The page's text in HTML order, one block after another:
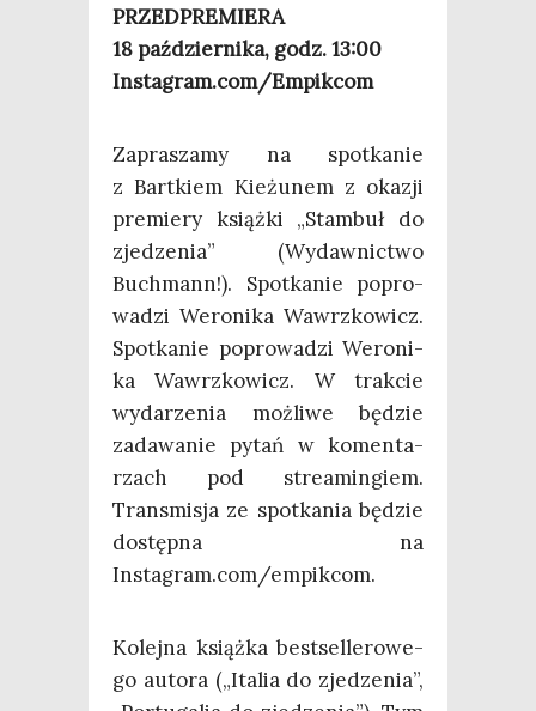
PRZEDPREMIERA
18 paź­dzier­ni­ka, godz. 13:00
Instagram.com/Empikcom
Zapra­sza­my na spo­tka­nie
z Bart­kiem Kie­żu­nem z oka­zji
pre­mie­ry książ­ki „Stam­buł do
zje­dze­nia” (Wydaw­nic­two
Buch­mann!). Spo­tka­nie popro­
wa­dzi Wero­ni­ka Wawrz­ko­wicz.
Spo­tka­nie popro­wa­dzi Wero­ni­
ka Wawrz­ko­wicz. W trak­cie
wyda­rze­nia moż­li­we będzie
zada­wa­nie pytań w komen­ta­
rzach pod stre­amin­giem.
Trans­mi­sja ze spo­tka­nia będzie
dostęp­na na
Instagram.com/empikcom.
Kolej­na książ­ka best­sel­le­ro­we­
go auto­ra („Ita­lia do zje­dze­nia”,